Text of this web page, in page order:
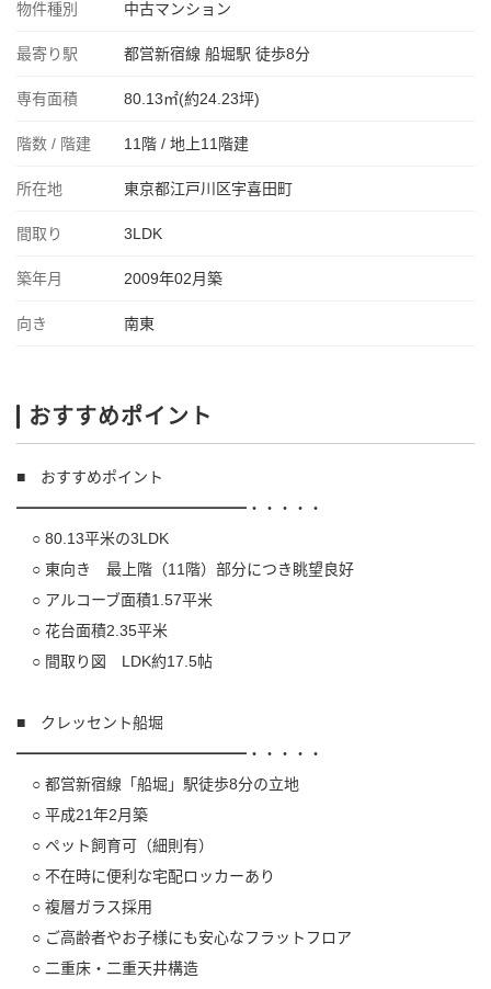
物件種別 中古マンション
最寄り駅 都営新宿線 船堀駅 徒歩8分
専有面積 80.13㎡(約24.23坪)
階数 / 階建 11階 / 地上11階建
所在地 東京都江戸川区宇喜田町
間取り 3LDK
築年月 2009年02月築
向き 南東
おすすめポイント
■ おすすめポイント
━━━━━━━━━━━━━━━・・・・・
○ 80.13平米の3LDK
○ 東向き 最上階（11階）部分につき眺望良好
○ アルコーブ面積1.57平米
○ 花台面積2.35平米
○ 間取り図 LDK約17.5帖
■ クレッセント船堀
━━━━━━━━━━━━━━━・・・・・
○ 都営新宿線「船堀」駅徒歩8分の立地
○ 平成21年2月築
○ ペット飼育可（細則有）
○ 不在時に便利な宅配ロッカーあり
○ 複層ガラス採用
○ ご高齢者やお子様にも安心なフラットフロア
○ 二重床・二重天井構造